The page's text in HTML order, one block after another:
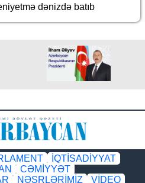
dənizdə batıb
İQTİSADİYYAT
CƏMİYYƏT
NƏŞRLƏRİMİZ VİDEO